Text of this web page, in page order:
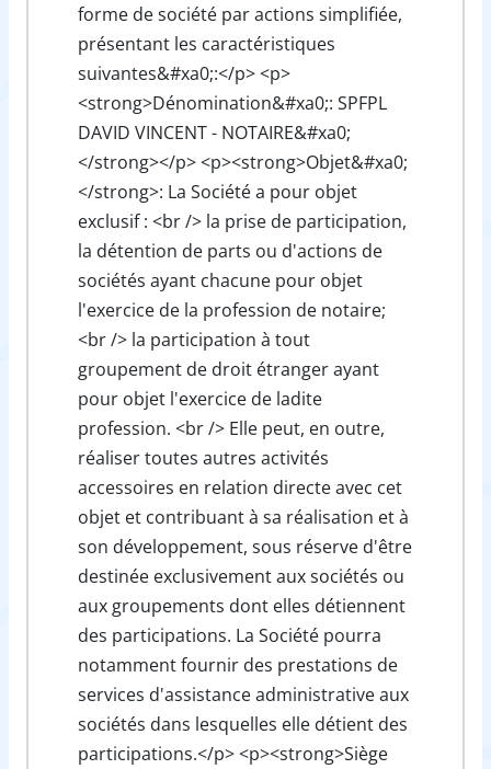
forme de société par actions simplifiée,
présentant les caractéristiques
suivantes&#xa0;:</p> <p>
<strong>Dénomination&#xa0;: SPFPL
DAVID VINCENT - NOTAIRE&#xa0;
</strong></p> <p><strong>Objet&#xa0;
</strong>: La Société a pour objet
exclusif : <br /> la prise de participation,
la détention de parts ou d'actions de
sociétés ayant chacune pour objet
l'exercice de la profession de notaire;
<br /> la participation à tout
groupement de droit étranger ayant
pour objet l'exercice de ladite
profession. <br /> Elle peut, en outre,
réaliser toutes autres activités
accessoires en relation directe avec cet
objet et contribuant à sa réalisation et à
son développement, sous réserve d'être
destinée exclusivement aux sociétés ou
aux groupements dont elles détiennent
des participations. La Société pourra
notamment fournir des prestations de
services d'assistance administrative aux
sociétés dans lesquelles elle détient des
participations.</p> <p><strong>Siège